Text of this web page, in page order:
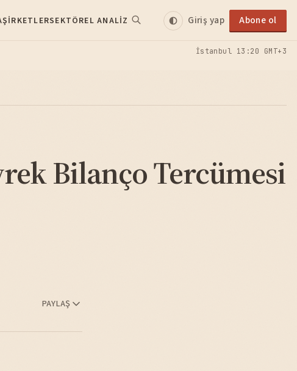
ŞIRKETLERSEKTÖREL ANALIZ Giriş yap Abone ol
İstanbul 13:20 GMT+3
Bilanço Tercümesi
PAYLAŞ